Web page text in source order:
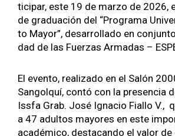
tic­i­par, este 19 de mar­zo de 2026,
de grad­uación del “Pro­gra­ma
to May­or”, desar­rol­la­do en
dad de las Fuerzas Armadas –
El even­to, real­iza­do en el Salón
San­golquí, con­tó con la pres­en­cia
Iss­fa Grab. José Igna­cio Fial­lo V.,
a 47 adul­tos may­ores en este
académi­co, desta­can­do el val­or